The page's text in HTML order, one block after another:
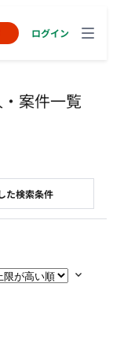
ログイン
案件一覧
た検索条件